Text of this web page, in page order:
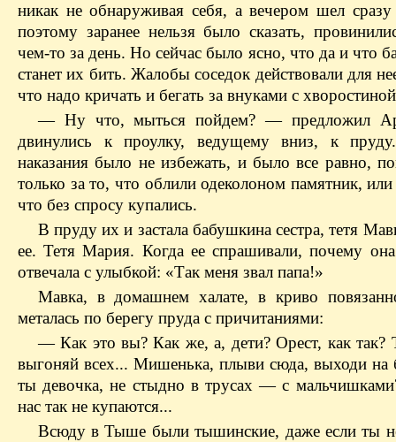
никак не обнаруживая себя, а вечером шел сразу
поэтому заранее нельзя было сказать,
чем-то за день. Но сейчас было ясно, что да и что
станет их бить. Жалобы соседок действовали для
что надо кричать и бегать за внуками с
— Ну что, мыться пойдем? — предложил
двинулись к проулку, ведущему вниз, к
наказания было не избежать, и было все равно,
только за то, что облили одеколоном памятник,
что без спросу купались.
В пруду их и застала бабушкина сестра, тетя
ее. Тетя Мария. Когда ее спрашивали, почему
отвечала с улыбкой: «Так меня звал папа!»
Мавка, в домашнем халате, в криво
металась по берегу пруда с причитаниями:
— Как это вы? Как же, а, дети? Орест, как так?
выгоняй всех... Мишенька, плыви сюда, выходи на
ты девочка, не стыдно в трусах — с
нас так не купаются...
Всюду в Тыше были тышинские, даже если ты